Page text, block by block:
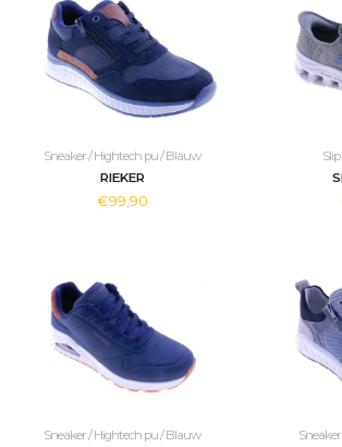
Sneaker / Hightech pu / Blauw
RIEKER
€99,90
Sneaker / Hightech pu / Blauw